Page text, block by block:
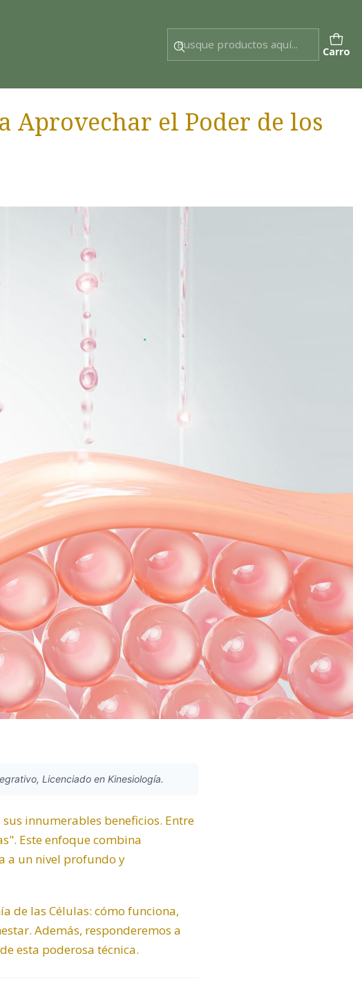
Carro
Aprovechar el Poder de los
Licenciado en Kinesiología.
innumerables beneficios. Entre
Este enfoque combina
a un nivel profundo y
de las Células: cómo funciona,
Además, responderemos a
esta poderosa técnica.